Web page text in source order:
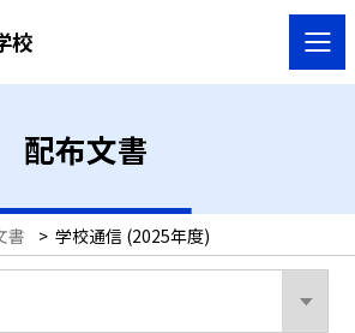
校
配布文書
書 > 学校通信 (2025年度)